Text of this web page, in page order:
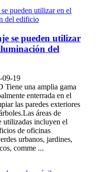
se pueden utilizar
del
09-19
Tiene una amplia gama
enterrada en el
las paredes exteriores
áreas de
utilizadas incluyen el
de oficinas
urbanos, jardines,
comme ...